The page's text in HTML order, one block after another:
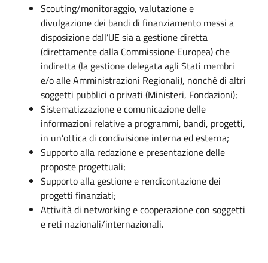
Scouting/monitoraggio, valutazione e
divulgazione dei bandi di finanziamento messi a
disposizione dall’UE sia a gestione diretta
(direttamente dalla Commissione Europea) che
indiretta (la gestione delegata agli Stati membri
e/o alle Amministrazioni Regionali), nonché di altri
soggetti pubblici o privati (Ministeri, Fondazioni);
Sistematizzazione e comunicazione delle
informazioni relative a programmi, bandi, progetti,
in un’ottica di condivisione interna ed esterna;
Supporto alla redazione e presentazione delle
proposte progettuali;
Supporto alla gestione e rendicontazionedei
progetti finanziati;
Attività di networking e cooperazione con soggetti
e reti nazionali/internazionali.